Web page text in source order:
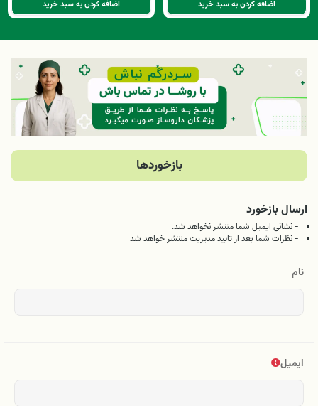
اضافه کردن به سبد خرید اضافه کردن به سبد خرید
بازخوردها
ارسال بازخورد
- نشانی ایمیل شما منتشر نخواهد شد.
- نظرات شما بعد از تایید مدیریت منتشر خواهد شد
نام
ایمیل